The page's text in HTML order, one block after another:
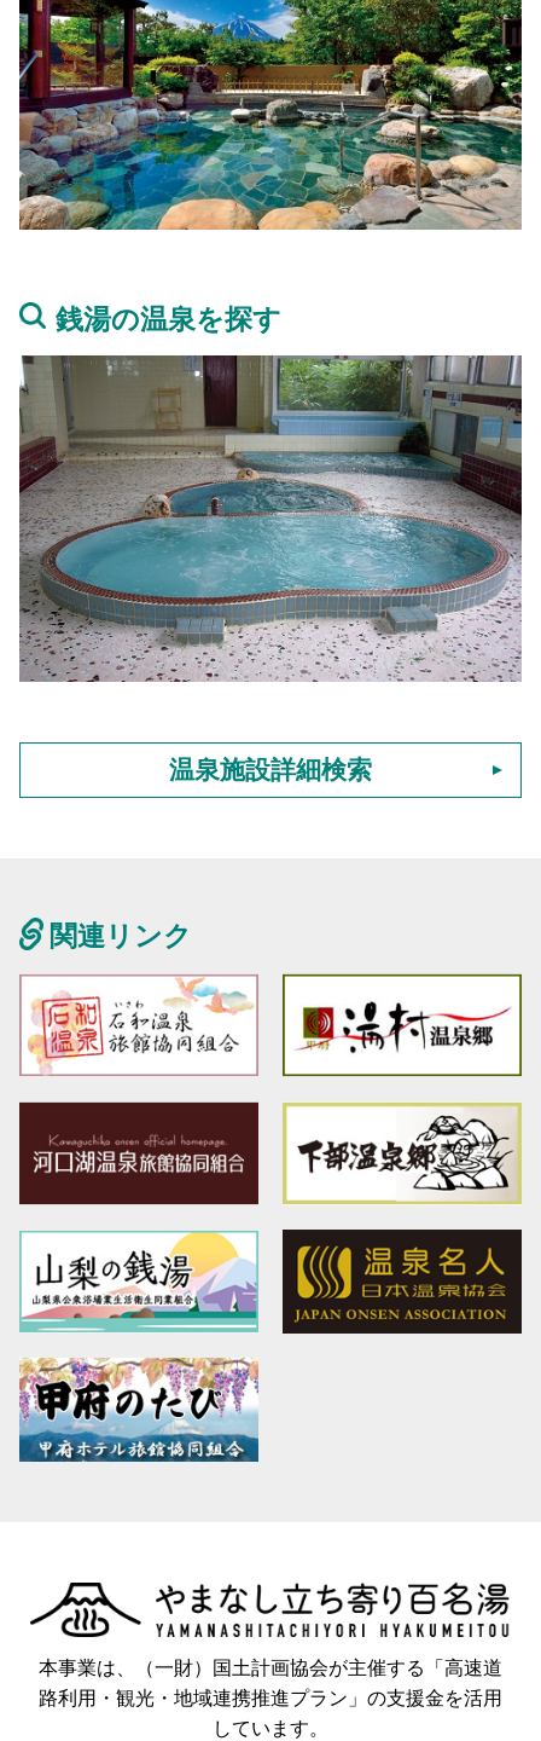
銭湯の温泉を探す
温泉施設詳細検索
関連リンク
本事業は、（一財）国土計画協会が主催する「高速道
路利用・観光・地域連携推進プラン」の支援金を活用
しています。